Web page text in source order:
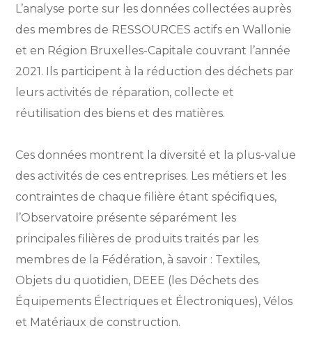
L’analyse porte sur les données collectées auprès
des membres de RESSOURCES actifs en Wallonie
et en Région Bruxelles-Capitale couvrant l’année
2021. Ils participent à la réduction des déchets par
leurs activités de réparation, collecte et
réutilisation des biens et des matières.
Ces données montrent la diversité et la plus-value
des activités de ces entreprises. Les métiers et les
contraintes de chaque filière étant spécifiques,
l’Observatoire présente séparément les
principales filières de produits traités par les
membres de la Fédération, à savoir : Textiles,
Objets du quotidien, DEEE (les Déchets des
Équipements Électriques et Électroniques), Vélos
et Matériaux de construction.